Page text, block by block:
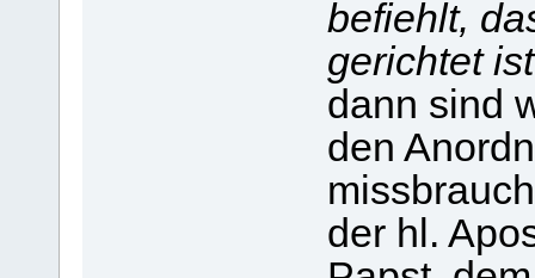
befiehlt,
gerichtet
dann sind
den
der hl.